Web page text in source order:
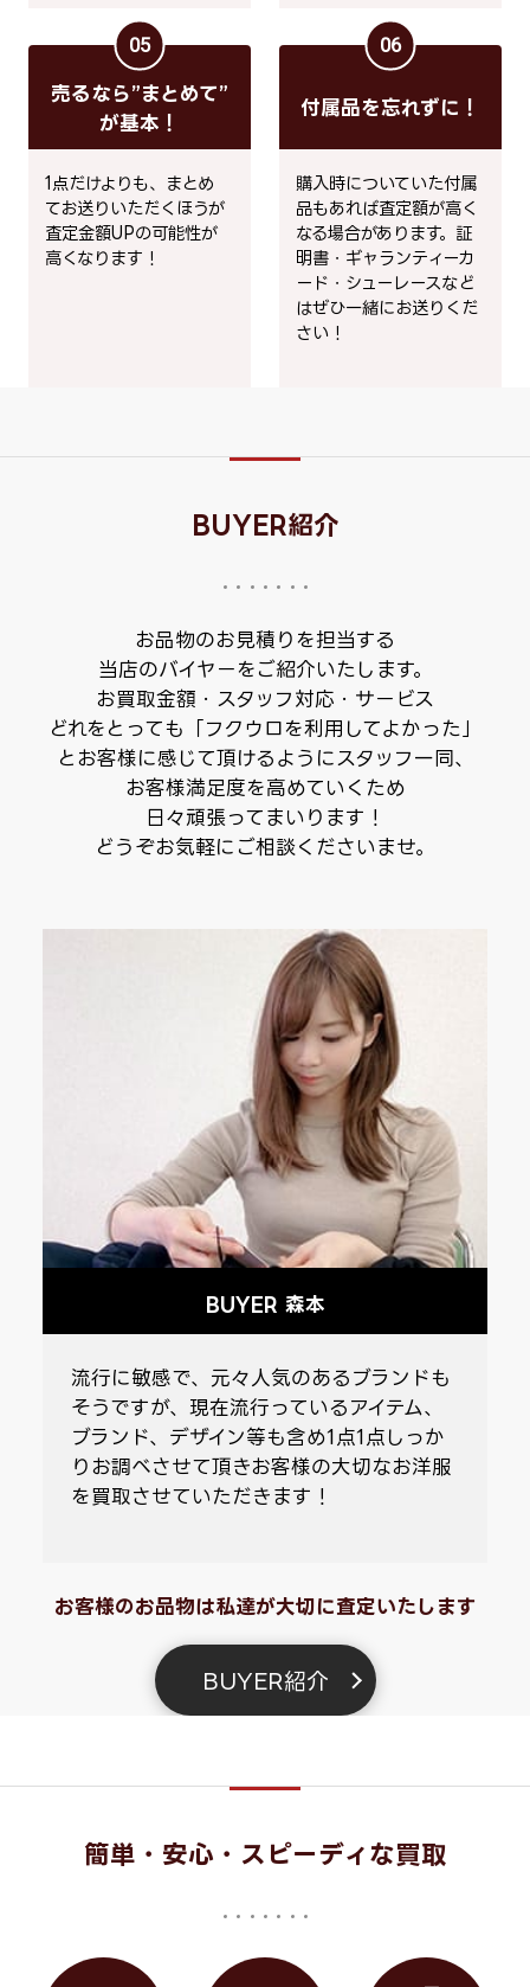
05
売るなら”まとめて”
が基本！
1点だけよりも、まとめ
てお送りいただくほうが
査定金額UPの可能性が
高くなります！
06
付属品を忘れずに！
購入時についていた付属
品もあれば査定額が高く
なる場合があります。証
明書・ギャランティーカ
ード・シューレースなど
はぜひ一緒にお送りくだ
さい！
BUYER紹介
お品物のお見積りを担当する
当店のバイヤーをご紹介いたします。
お買取金額・スタッフ対応・サービス
どれをとっても
「フクウロを利用してよかった」
とお客様に感じて頂けるようにスタッフ一同、
お客様満足度を高めていくため
日々頑張ってまいります！
どうぞお気軽にご相談くださいませ。
BUYER 森本
流行に敏感で、元々人気のあるブランドも
そうですが、現在流行っているアイテム、
ブランド、デザイン等も含め1点1点しっか
りお調べさせて頂きお客様の大切なお洋服
を買取させていただきます！
お客様のお品物は私達が大切に査定いたします
BUYER紹介
簡単・安心・スピーディな買取